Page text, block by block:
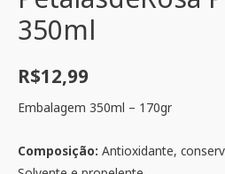
350ml
R$12,99
Embalagem 350ml – 170gr
Composição: Antioxidante,